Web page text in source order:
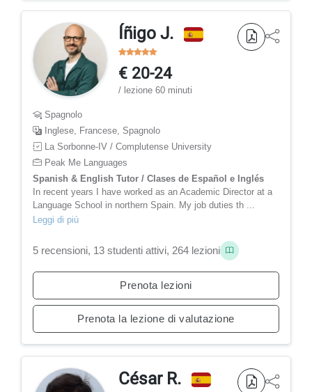
Íñigo J.
€ 20-24
/ lezione 60 minuti
Spagnolo
Inglese, Francese, Spagnolo
La Sorbonne-IV / Complutense University
Peak Me Languages
Spanish & English Tutor / Clases de Español e Inglés
In recent years I have worked as an Academic Director at a
Language School in northern Spain. My job duties th ...
Leggi di più
5 recensioni, 13 studenti attivi, 264 lezioni
Prenota lezioni
Prenota la lezione di valutazione
César R.